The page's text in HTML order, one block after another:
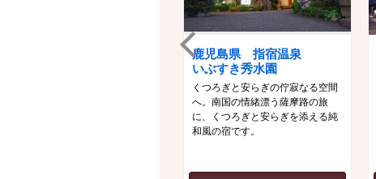
鹿児島県 指宿温泉
いぶすき秀水園
くつろぎと安らぎの佇寂なる空間
へ。南国の情緒漂う薩摩路の旅
に、くつろぎと安らぎを添える純
和風の宿です。